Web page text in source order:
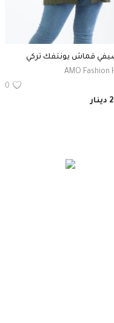
قماش يونتفك تركي
AMO Fashion
0
دينار